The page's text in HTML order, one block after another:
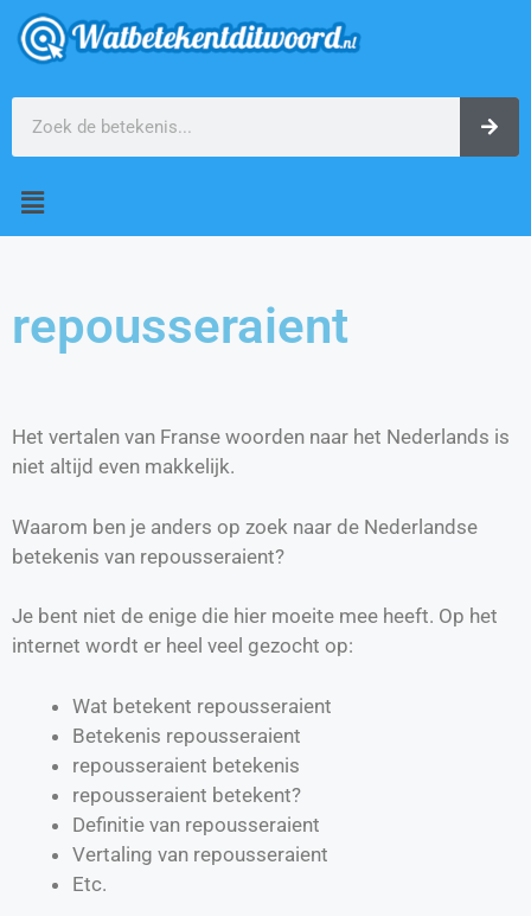
repousseraient
Het vertalen van Franse woorden naar het Nederlands is
niet altijd even makkelijk.
Waarom ben je anders op zoek naar de Nederlandse
betekenis van repousseraient?
Je bent niet de enige die hier moeite mee heeft. Op het
internet wordt er heel veel gezocht op:
Wat betekent repousseraient
Betekenis repousseraient
repousseraient betekenis
repousseraient betekent?
Definitie van repousseraient
Vertaling van repousseraient
Etc.